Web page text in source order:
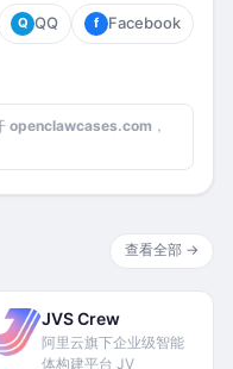
Q QQ f Facebook
openclawcases.com ，
查看全部 →
JVS Crew
阿里云旗下企业级智能
体构建平台 JV